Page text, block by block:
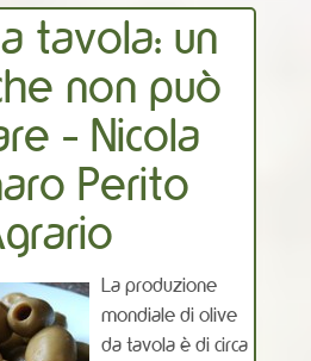
tavola: un
non può
- Nicola
Perito
La produzione
mondiale di olive
da tavola è di circa